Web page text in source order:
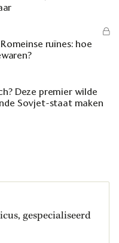
ruïnes: hoe
Deze premier wilde
Sovjet-staat maken
gespecialiseerd